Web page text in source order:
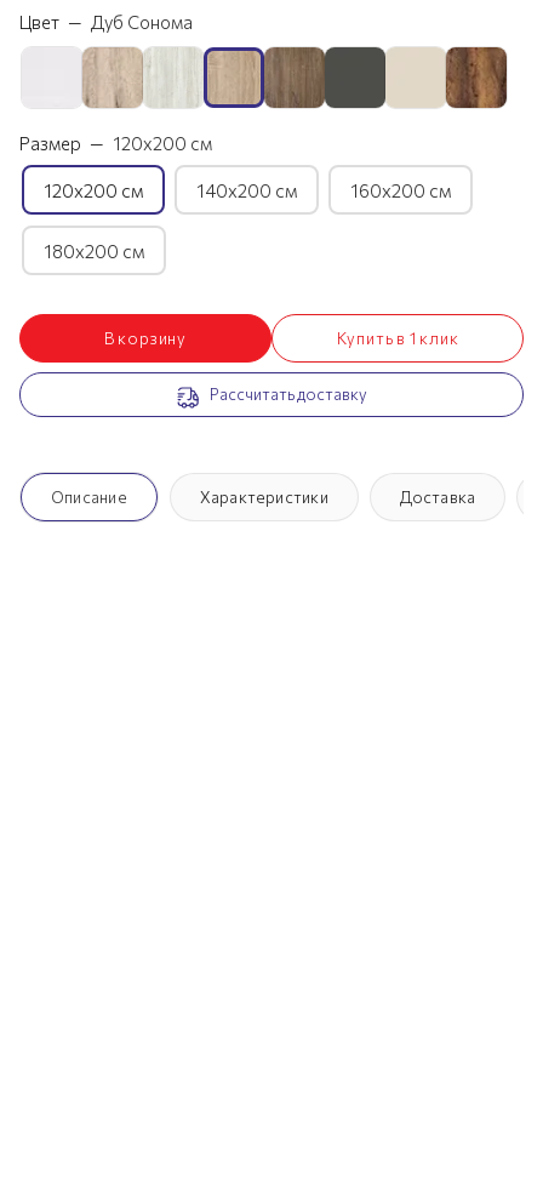
Цвет — Дуб Сонома
Размер — 120х200 см
120х200 см 140х200 см 160х200 см
180х200 см
В корзину Купить в 1 клик
Рассчитать доставку
Описание Характеристики Доставка